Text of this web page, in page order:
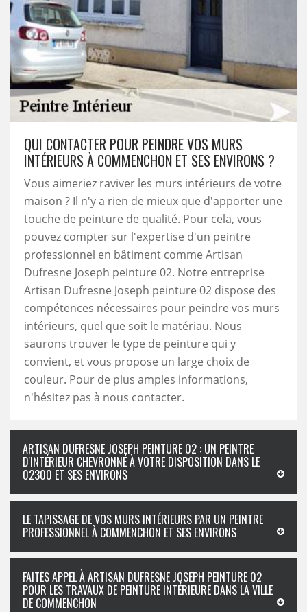
QUI CONTACTER POUR PEINDRE VOS MURS
INTÉRIEURS À COMMENCHON ET SES ENVIRONS ?
Vous aimeriez raviver les murs intérieurs de votre
maison ? Il n'y a rien de mieux que d'apporter une
touche de peinture de qualité. Pour cela, vous
pouvez compter sur l'expertise d'un peintre
professionnel en bâtiment comme Artisan
Dufresne Joseph peinture 02. Notre entreprise
Artisan Dufresne Joseph peinture 02 dispose des
compétences nécessaires pour peindre vos murs
intérieurs, quel que soit le matériau. Nous
saurons trouver le type de peinture qui y
convient, et vous propose un large choix de
couleur. Pour de plus amples informations,
n'hésitez pas à nous contacter.
ARTISAN DUFRESNE JOSEPH PEINTURE 02 : UN PEINTRE
D'INTÉRIEUR CHEVRONNÉ À VOTRE DISPOSITION DANS LE
02300 ET SES ENVIRONS
LE TAPISSAGE DE VOS MURS INTÉRIEURS PAR UN PEINTRE
PROFESSIONNEL À COMMENCHON ET SES ENVIRONS
FAITES APPEL À ARTISAN DUFRESNE JOSEPH PEINTURE 02
POUR LES TRAVAUX DE PEINTURE INTÉRIEURE DANS LA VILLE
DE COMMENCHON